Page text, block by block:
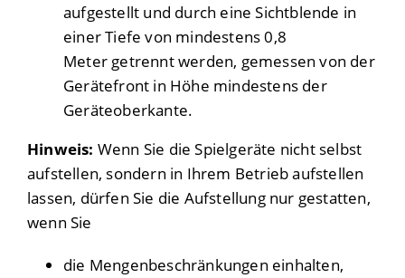
aufgestellt und durch eine Sichtblende in
einer Tiefe von mindestens 0,8
Meter getrennt werden, gemessen von der
Gerätefront in Höhe mindestens der
Geräteoberkante.
Hinweis: Wenn Sie die Spielgeräte nicht selbst
aufstellen, sondern in Ihrem Betrieb aufstellen
lassen, dürfen Sie die Aufstellung nur gestatten,
wenn Sie
die Mengenbeschränkungen einhalten,